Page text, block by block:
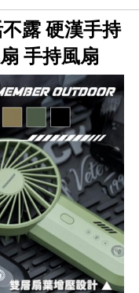
露 硬漢手持
手持風扇